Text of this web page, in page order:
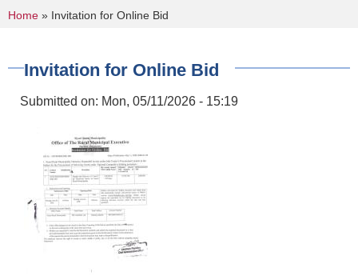
You are here
Home » Invitation for Online Bid
Invitation for Online Bid
Submitted on: Mon, 05/11/2026 - 15:19